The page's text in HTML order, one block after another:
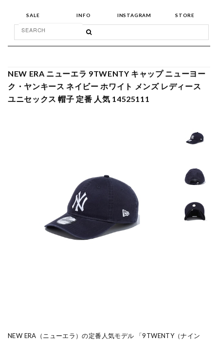
SALE INFO INSTAGRAM STORE
NEW ERA ニューエラ 9TWENTY キャップ ニューヨー
ク・ヤンキース ネイビー ホワイト メンズ レディース
ユニセックス 帽子 定番 人気 14525111
NEW ERA（ニューエラ）の定番人気モデル 「9TWENTY（ナイン